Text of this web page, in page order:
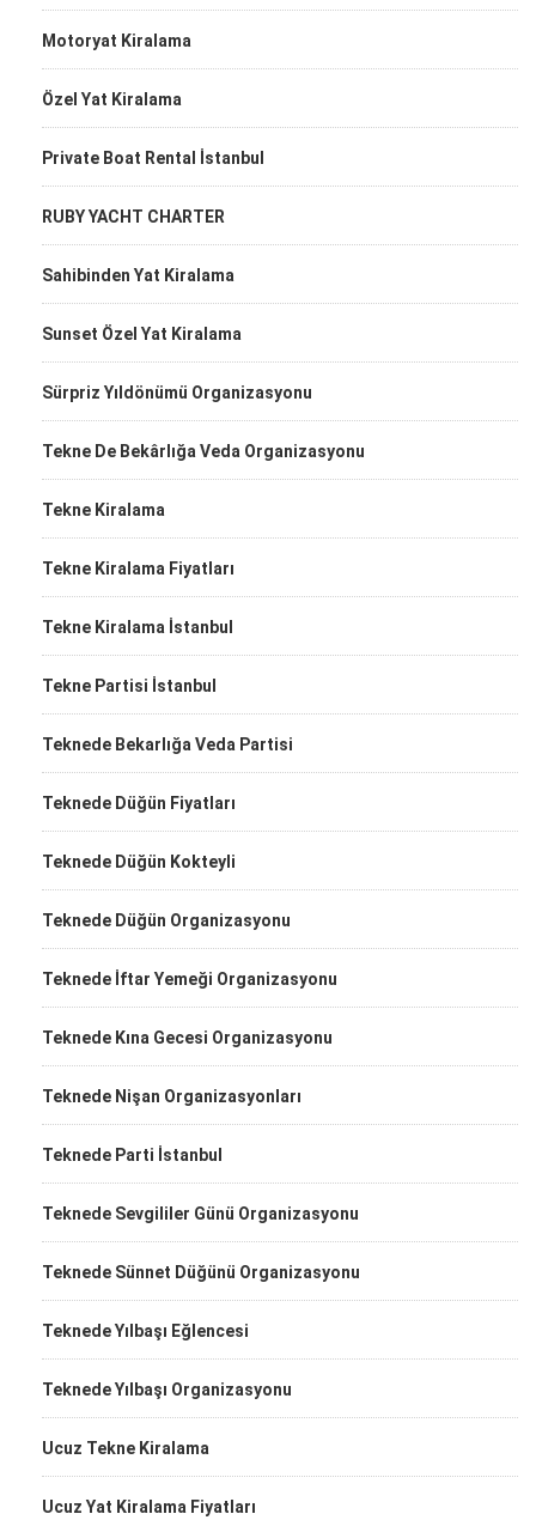
Motoryat Kiralama
Özel Yat Kiralama
Private Boat Rental İstanbul
RUBY YACHT CHARTER
Sahibinden Yat Kiralama
Sunset Özel Yat Kiralama
Sürpriz Yıldönümü Organizasyonu
Tekne De Bekârlığa Veda Organizasyonu
Tekne Kiralama
Tekne Kiralama Fiyatları
Tekne Kiralama İstanbul
Tekne Partisi İstanbul
Teknede Bekarlığa Veda Partisi
Teknede Düğün Fiyatları
Teknede Düğün Kokteyli
Teknede Düğün Organizasyonu
Teknede İftar Yemeği Organizasyonu
Teknede Kına Gecesi Organizasyonu
Teknede Nişan Organizasyonları
Teknede Parti İstanbul
Teknede Sevgililer Günü Organizasyonu
Teknede Sünnet Düğünü Organizasyonu
Teknede Yılbaşı Eğlencesi
Teknede Yılbaşı Organizasyonu
Ucuz Tekne Kiralama
Ucuz Yat Kiralama Fiyatları